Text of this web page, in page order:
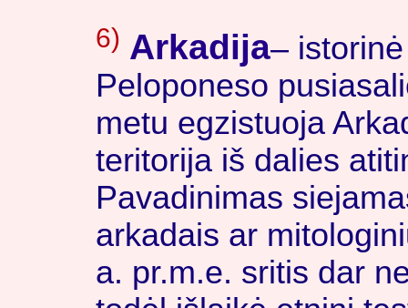
6) Arkadija–
Peloponeso
metu egzistuoja
teritorija iš dalies
Pavadinimas
arkadais ar
a. pr.m.e. sritis dar